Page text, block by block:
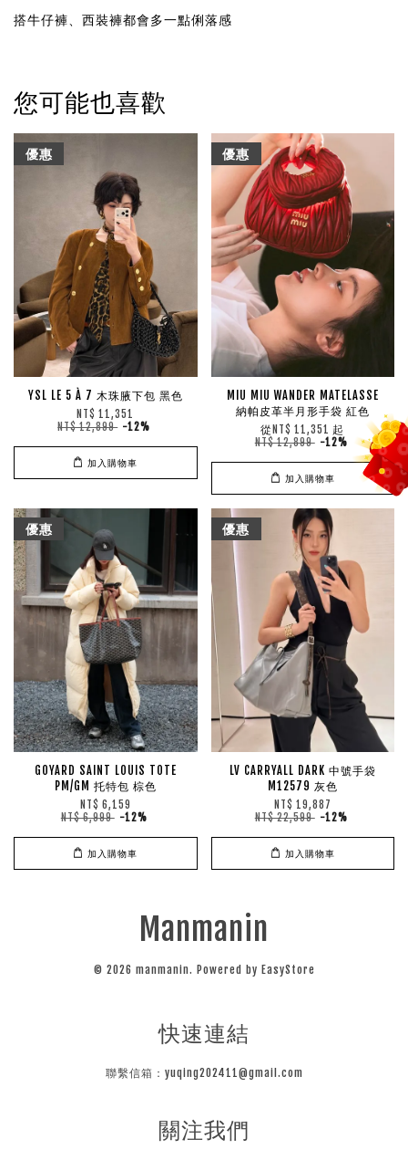
搭牛仔褲、西裝褲都會多一點俐落感
您可能也喜歡
優惠
YSL LE 5 À 7 木珠腋下包 黑色
NT$ 11,351
NT$ 12,899 -12%
加入購物車
優惠
MIU MIU WANDER MATELASSE
納帕皮革半月形手袋 紅色
從 NT$ 11,351 起
NT$ 12,899 -12%
加入購物車
優惠
GOYARD SAINT LOUIS TOTE
PM/GM 托特包 棕色
NT$ 6,159
NT$ 6,999 -12%
加入購物車
優惠
LV CARRYALL DARK 中號手袋
M12579 灰色
NT$ 19,887
NT$ 22,599 -12%
加入購物車
Manmanin
© 2026 manmanin. Powered by EasyStore
快速連結
聯繫信箱：yuqing202411@gmail.com
關注我們